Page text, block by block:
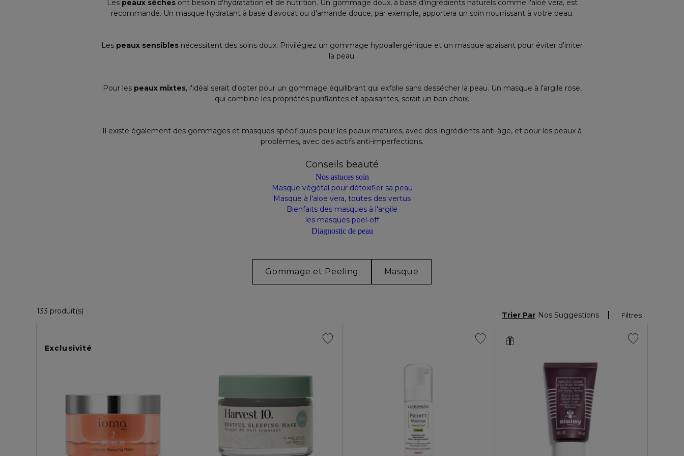
Les peaux sèchesont besoin d'hydratation et de nutrition. Un gommage doux, à base d'ingrédients naturels comme l'aloé vera, est
recommandé. Un masque hydratant à base d'avocat ou d'amande douce, par exemple, apportera un soin nourrissant à votre peau.
Les peaux sensibles nécessitent des soins doux. Privilégiez un gommage hypoallergénique et un masque apaisant pour éviter d'irriter
la peau.
Pour les peaux mixtes, l'idéal serait d'opter pour un gommage équilibrant qui exfolie sans dessécher la peau. Un masque à l'argile rose,
qui combine les propriétés purifiantes et apaisantes, serait un bon choix.
Il existe également des gommages et masques spécifiques pour les peaux matures, avec des ingrédients anti-âge, et pour les peaux à
problèmes, avec des actifs anti-imperfections.
Conseils beauté
Nos astuces soin
Masque végétal pour détoxifier sa peau
Masque à l'aloe vera, toutes des vertus
Bienfaits des masques à l'argile
les masques peel-off
Diagnostic de peau
Gommage et Peeling Masque
133 produit(s) Filtres
Trier Par Nos Suggestions
Exclusivité